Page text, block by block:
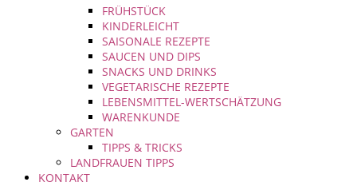
FRÜHSTÜCK
KINDERLEICHT
SAISONALE REZEPTE
SAUCEN UND DIPS
SNACKS UND DRINKS
VEGETARISCHE REZEPTE
LEBENSMITTEL-WERTSCHÄTZUNG
WARENKUNDE
GARTEN
TIPPS & TRICKS
LANDFRAUEN TIPPS
KONTAKT